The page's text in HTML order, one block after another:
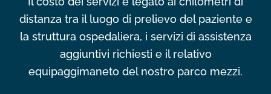
distanza tra il luogo di prelievo del paziente e
la struttura ospedaliera, i servizi di assistenza
aggiuntivi richiesti e il relativo
equipaggimaneto del nostro parco mezzi.